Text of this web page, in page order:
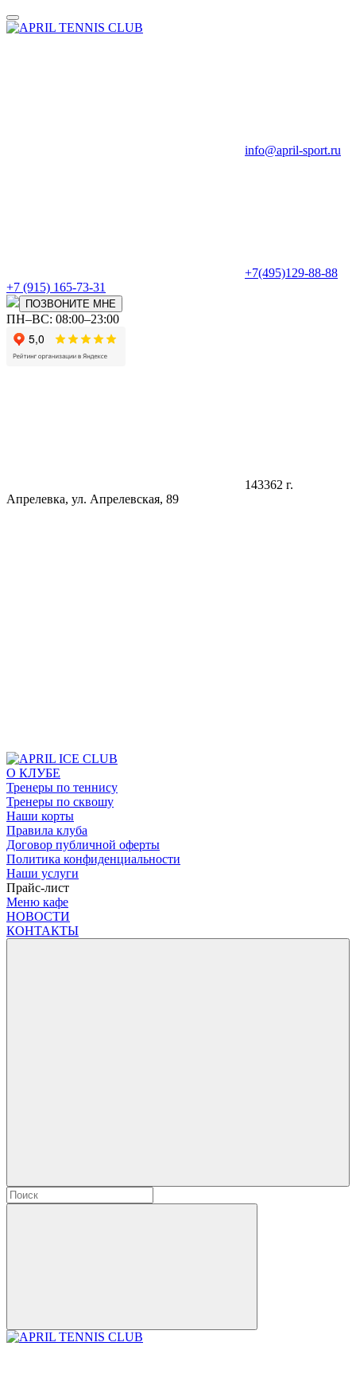
info@april-sport.ru
+7(495)129-88-88
+7 (915) 165-73-31
ПОЗВОНИТЕ МНЕ
ПН–ВС: 08:00–23:00
143362 г.
Апрелевка, ул. Апрелевская, 89
О КЛУБЕ
Тренеры по теннису
Тренеры по сквошу
Наши корты
Правила клуба
Договор публичной оферты
Политика конфиденциальности
Наши услуги
Прайс-лист
Меню кафе
НОВОСТИ
КОНТАКТЫ